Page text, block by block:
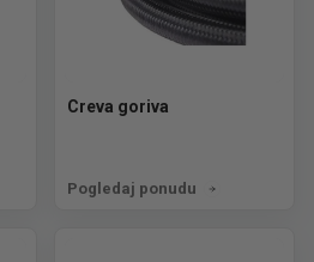
Creva goriva
Pogledaj ponudu